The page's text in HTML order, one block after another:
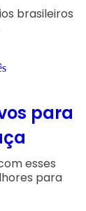
brasileiros
para
esses
para